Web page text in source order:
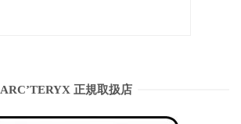
ARC’TERYX 正規取扱店